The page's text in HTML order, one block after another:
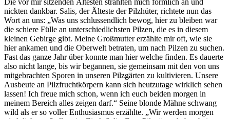
nickten dankbar. Salis, der Älteste der Pilzhüter, richtete nun das
Wort an uns: „Was uns schlussendlich bewog, hier zu bleiben war
die schiere Fülle an unterschiedlichsten Pilzen, die es in diesem
kleinen Gebirge gibt. Meine Großmutter erzählte mir oft, wie sie
hier ankamen und die Oberwelt betraten, um nach Pilzen zu suchen.
Fast das ganze Jahr über konnte man hier welche finden. Es dauerte
also nicht lange, bis wir begannen, sie gemeinsam mit den von uns
mitgebrachten Sporen in unseren Pilzgärten zu kultivieren. Unsere
Ausbeute an Pilzfruchtkörpern kann sich heutzutage wirklich sehen
lassen! Ich freue mich schon, wenn ich euch beiden morgen in
meinem Bereich alles zeigen darf.“ Seine blonde Mähne schwang
wild als er so voller Enthusiasmus erzählte. „Wir werden morgen